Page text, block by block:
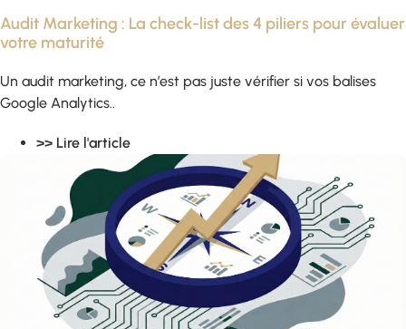
Audit Marketing : La check-list des 4 piliers pour évaluer
votre maturité
Un audit marketing, ce n’est pas juste vérifier si vos balises
Google Analytics..
>> Lire l'article